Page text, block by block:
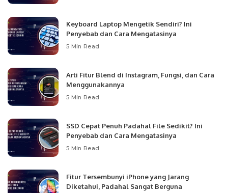
Keyboard Laptop Mengetik Sendiri? Ini
Penyebab dan Cara Mengatasinya
5 Min Read
Arti Fitur Blend di Instagram, Fungsi, dan Cara
Menggunakannya
5 Min Read
SSD Cepat Penuh Padahal File Sedikit? Ini
Penyebab dan Cara Mengatasinya
5 Min Read
Fitur Tersembunyi iPhone yang Jarang
Diketahui, Padahal Sangat Berguna